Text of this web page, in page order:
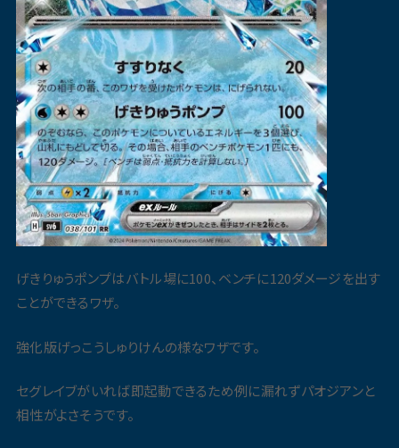
げきりゅうポンプはバトル場に100、ベンチに120ダメージを出す
ことができるワザ。
強化版げっこうしゅりけんの様なワザです。
セグレイブがいれば即起動できるため例に漏れずパオジアンと
相性がよさそうです。